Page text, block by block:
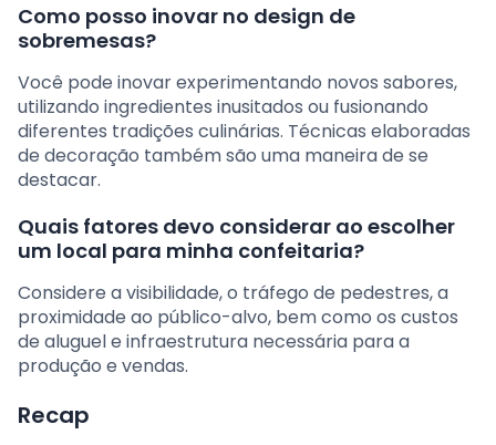
Como posso inovar no design de
sobremesas?
Você pode inovar experimentando novos sabores,
utilizando ingredientes inusitados ou fusionando
diferentes tradições culinárias. Técnicas elaboradas
de decoração também são uma maneira de se
destacar.
Quais fatores devo considerar ao escolher
um local para minha confeitaria?
Considere a visibilidade, o tráfego de pedestres, a
proximidade ao público-alvo, bem como os custos
de aluguel e infraestrutura necessária para a
produção e vendas.
Recap